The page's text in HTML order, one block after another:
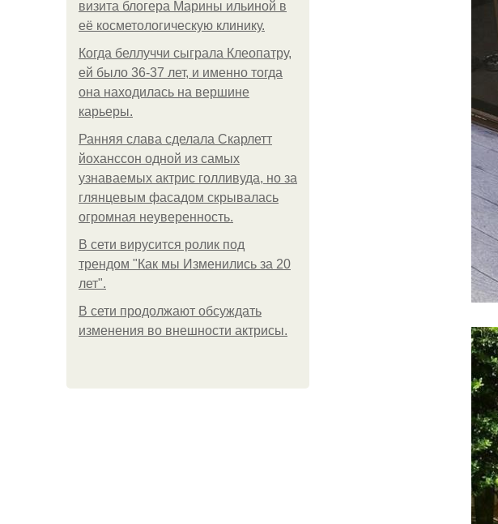
визита блогера Марины ильиной в
её косметологическую клинику.
Когда беллуччи сыграла Клеопатру,
ей было 36-37 лет, и именно тогда
она находилась на вершине
карьеры.
Ранняя слава сделала Скарлетт
йоханссон одной из самых
узнаваемых актрис голливуда, но за
глянцевым фасадом скрывалась
огромная неуверенность.
В сети вирусится ролик под
трендом "Как мы Изменились за 20
лет".
В сети продолжают обсуждать
изменения во внешности актрисы.